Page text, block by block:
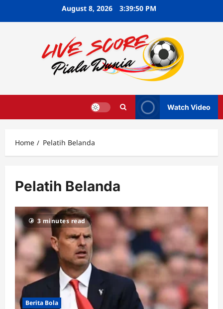
August 8, 2026 3:39:51 PM
Watch Video
Home Pelatih Belanda
Pelatih Belanda
3 minutes read
Berita Bola